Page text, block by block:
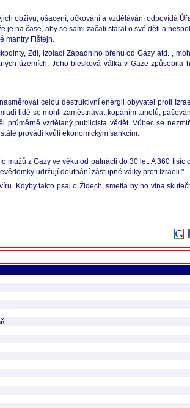
obživu, ošacení, očkování a vzdělávání odpovídá
na čase, aby se sami začali starat o své děti a
mantry Fištejn.
Zdí, izolací Západního břehu od Gazy atd. ,
územích. Jeho blesková válka v Gaze způsobila
celou destruktivní energii obyvatel proti
lidé se mohli zaměstnávat kopáním tunelů,
vzdělaný publicista vědět. Vůbec se
provádí kvůli ekonomickým sankcím.
z Gazy ve věku od patnácti do 30 let. A 360
udržují doutnání zástupné války proti Izraeli."
Kdyby takto psal o Židech, smetla by ho vlna